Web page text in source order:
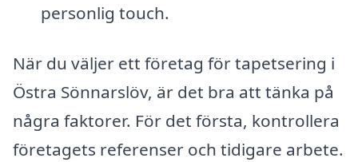
personlig touch.
När du väljer ett företag för tapetsering i
Östra Sönnarslöv, är det bra att tänka på
några faktorer. För det första, kontrollera
företagets referenser och tidigare arbete.